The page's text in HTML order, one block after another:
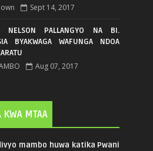
Sept 14, 2017
NELSON PALLANGYO NA BI.
BYAKWAGA WAFUNGA NDOA
Aug 07, 2017
KWA MTAA
mambo huwa katika Pwani